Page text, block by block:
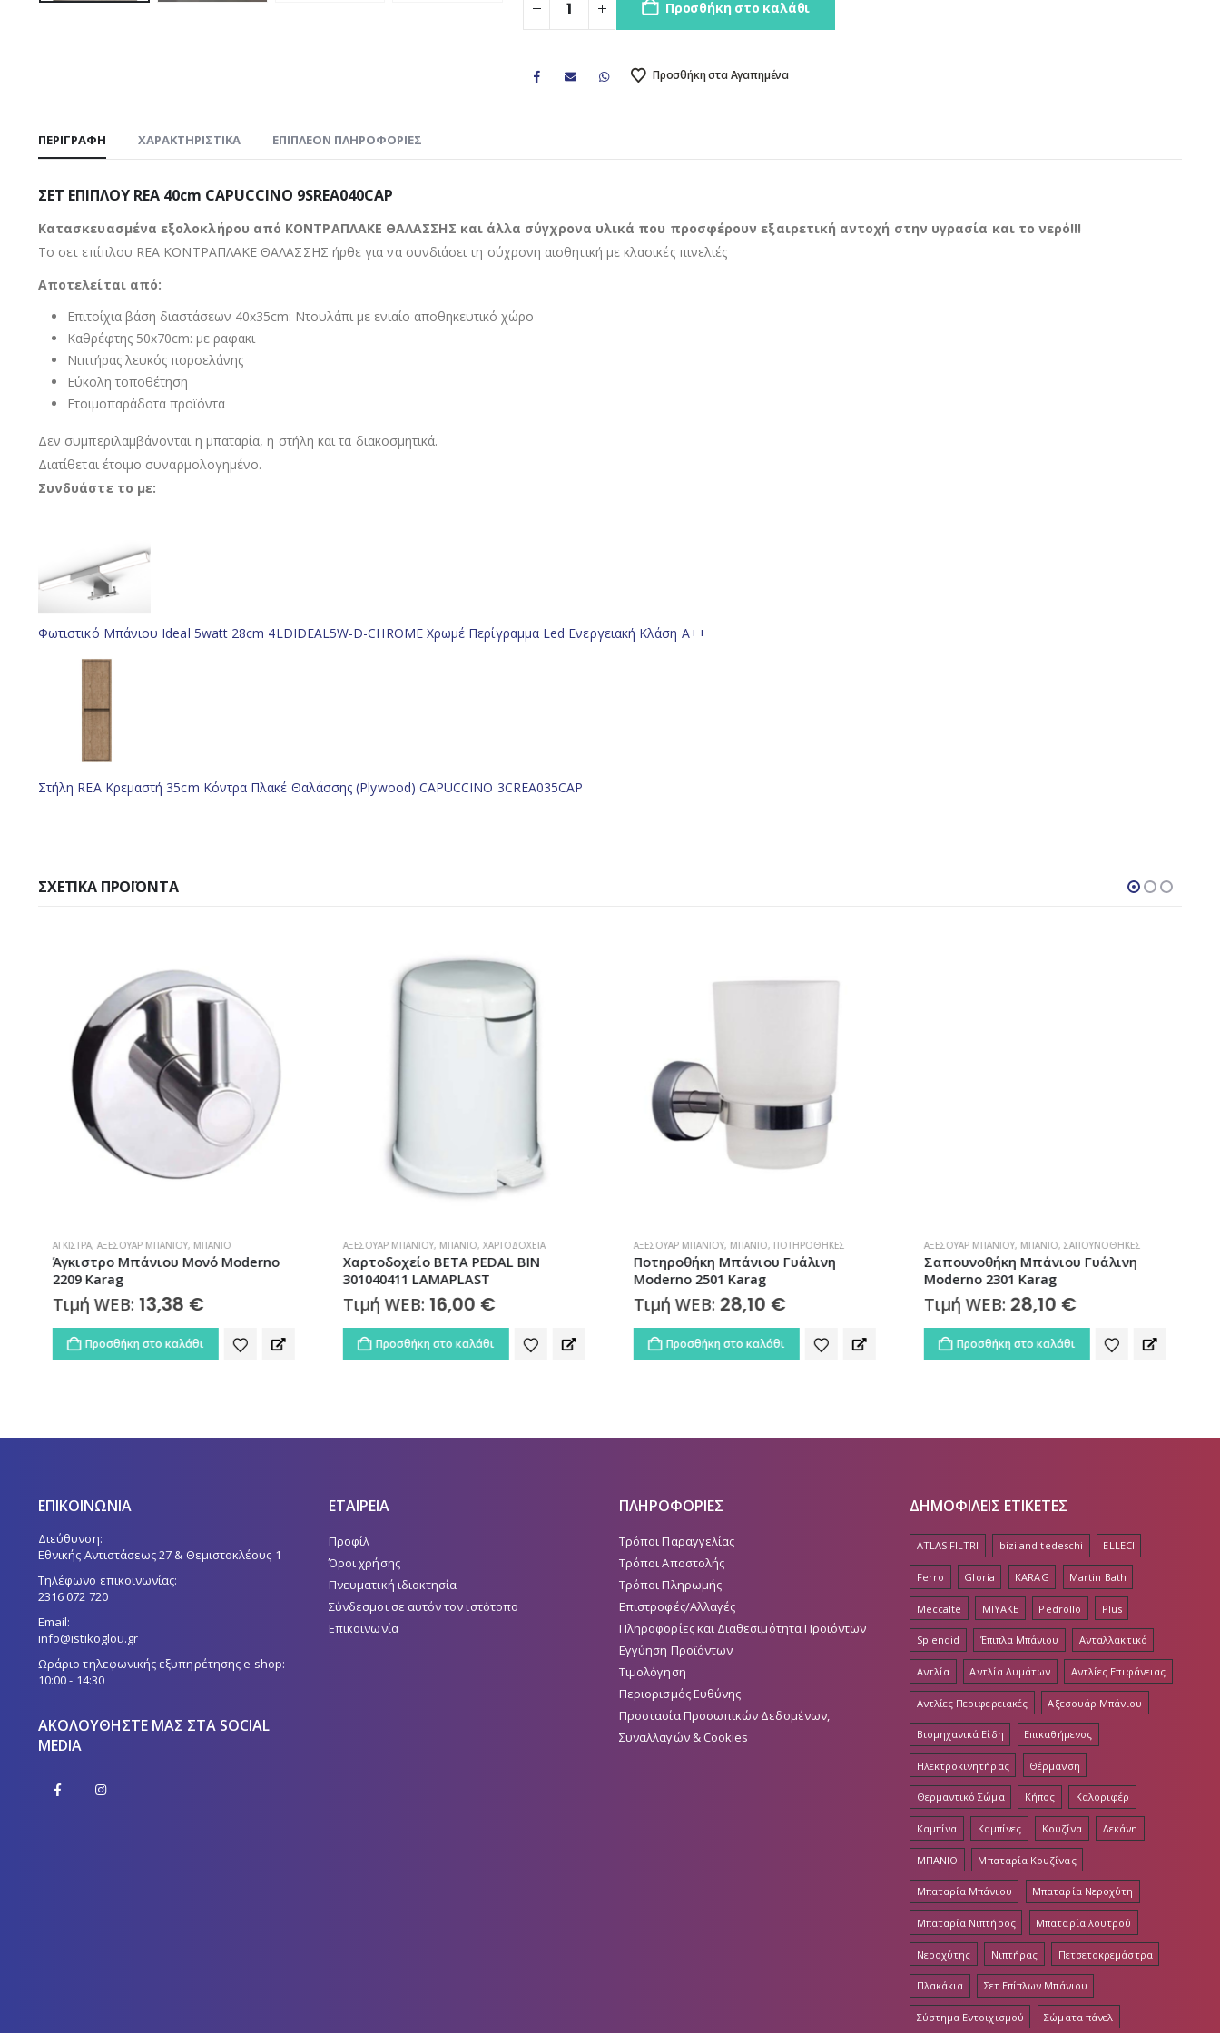
Προσθήκη στο καλάθι
Προσθήκη στα Αγαπημένα
ΠΕΡΙΓΡΑΦΉ ΧΑΡΑΚΤΗΡΙΣΤΙΚΑ ΕΠΙΠΛΈΟΝ ΠΛΗΡΟΦΟΡΊΕΣ
ΣΕΤ ΕΠΙΠΛΟΥ REA 40cm CAPUCCINO 9SREA040CAP
Κατασκευασμένα εξολοκλήρου από ΚΟΝΤΡΑΠΛΑΚΕ ΘΑΛΑΣΣΗΣ και άλλα σύγχρονα υλικά που προσφέρουν εξαιρετική αντοχή στην υγρασία και το νερό!!!
Το σετ επίπλου REA ΚΟΝΤΡΑΠΛΑΚΕ ΘΑΛΑΣΣΗΣ ήρθε για να συνδιάσει τη σύχρονη αισθητική με κλασικές πινελιές
Αποτελείται από:
Επιτοίχια βάση διαστάσεων 40x35cm: Ντουλάπι με ενιαίο αποθηκευτικό χώρο
Καθρέφτης 50x70cm: με ραφακι
Νιπτήρας λευκός πορσελάνης
Εύκολη τοποθέτηση
Ετοιμοπαράδοτα προϊόντα
Δεν συμπεριλαμβάνονται η μπαταρία, η στήλη και τα διακοσμητικά.
Διατίθεται έτοιμο συναρμολογημένο.
Συνδυάστε το με:
Φωτιστικό Μπάνιου Ideal 5watt 28cm 4LDIDEAL5W-D-CHROME Χρωμέ Περίγραμμα Led Ενεργειακή Κλάση Α++
Στήλη REA Κρεμαστή 35cm Κόντρα Πλακέ Θαλάσσης (Plywood) CAPUCCINO 3CREA035CAP
ΣΧΕΤΙΚΆ ΠΡΟΪΌΝΤΑ
ΆΓΚΙΣΤΡΑ, ΑΞΕΣΟΥΆΡ ΜΠΆΝΙΟΥ, ΜΠΆΝΙΟ
Άγκιστρο Μπάνιου Μονό Moderno
2209 Karag
Τιμή WEB: 13,38 €
Προσθήκη στο καλάθι
ΑΞΕΣΟΥΆΡ ΜΠΆΝΙΟΥ, ΜΠΆΝΙΟ, ΧΑΡΤΟΔΟΧΕΊΑ
Χαρτοδοχείο BETA PEDAL BIN
301040411 LAMAPLAST
Τιμή WEB: 16,00 €
Προσθήκη στο καλάθι
ΑΞΕΣΟΥΆΡ ΜΠΆΝΙΟΥ, ΜΠΆΝΙΟ, ΠΟΤΗΡΟΘΉΚΕΣ
Ποτηροθήκη Μπάνιου Γυάλινη
Moderno 2501 Karag
Τιμή WEB: 28,10 €
Προσθήκη στο καλάθι
ΑΞΕΣΟΥΆΡ ΜΠΆΝΙΟΥ, ΜΠΆΝΙΟ, ΣΑΠΟΥΝΟΘΉΚΕΣ
Σαπουνοθήκη Μπάνιου Γυάλινη
Moderno 2301 Karag
Τιμή WEB: 28,10 €
Προσθήκη στο καλάθι
ΕΠΙΚΟΙΝΩΝΙΑ
Διεύθυνση:
Εθνικής Αντιστάσεως 27 & Θεμιστοκλέους 1
Τηλέφωνο επικοινωνίας:
2316 072 720
Email:
info@istikoglou.gr
Ωράριο τηλεφωνικής εξυπηρέτησης e-shop:
10:00 - 14:30
ΑΚΟΛΟΥΘΉΣΤΕ ΜΑΣ ΣΤΑ SOCIAL
MEDIA
ΕΤΑΙΡΕΙΑ
Προφίλ
Όροι χρήσης
Πνευματική ιδιοκτησία
Σύνδεσμοι σε αυτόν τον ιστότοπο
Επικοινωνία
ΠΛΗΡΟΦΟΡΙΕΣ
Τρόποι Παραγγελίας
Τρόποι Αποστολής
Τρόποι Πληρωμής
Επιστροφές/Αλλαγές
Πληροφορίες και Διαθεσιμότητα Προϊόντων
Εγγύηση Προϊόντων
Τιμολόγηση
Περιορισμός Ευθύνης
Προστασία Προσωπικών Δεδομένων,
Συναλλαγών & Cookies
ΔΗΜΟΦΙΛΕΙΣ ΕΤΙΚΕΤΕΣ
ATLAS FILTRI bizi and tedeschi ELLECI
Ferro Gloria KARAG Martin Bath
Meccalte MIYAKE Pedrollo Plus
Splendid Έπιπλα Μπάνιου Ανταλλακτικό
Αντλία Αντλία Λυμάτων Αντλίες Επιφάνειας
Αντλίες Περιφερειακές Αξεσουάρ Μπάνιου
Βιομηχανικά Είδη Επικαθήμενος
Ηλεκτροκινητήρας Θέρμανση
Θερμαντικό Σώμα Κήπος Καλοριφέρ
Καμπίνα Καμπίνες Κουζίνα Λεκάνη
ΜΠΑΝΙΟ Μπαταρία Κουζίνας
Μπαταρία Μπάνιου Μπαταρία Νεροχύτη
Μπαταρία Νιπτήρος Μπαταρία λουτρού
Νεροχύτης Νιπτήρας Πετσετοκρεμάστρα
Πλακάκια Σετ Επίπλων Μπάνιου
Σύστημα Εντοιχισμού Σώματα πάνελ